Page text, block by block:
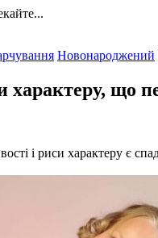
Новонароджений
характеру, що
і риси характеру є